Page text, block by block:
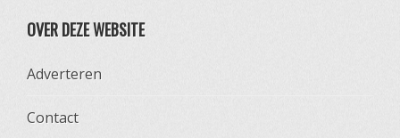
OVER DEZE WEBSITE
Adverteren
Contact